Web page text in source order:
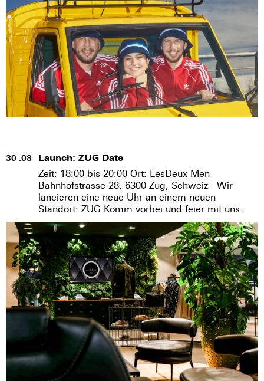
30 .08 Launch: ZUG Date
Zeit: 18:00 bis 20:00 Ort: LesDeux Men
Bahnhofstrasse 28, 6300 Zug, Schweiz Wir
lancieren eine neue Uhr an einem neuen
Standort: ZUG Komm vorbei und feier mit uns.